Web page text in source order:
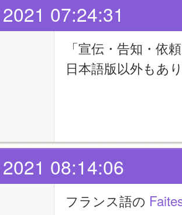
07:24:31
「宣伝・告知・
日本語版以外もあ
08:14:06
フランス語の